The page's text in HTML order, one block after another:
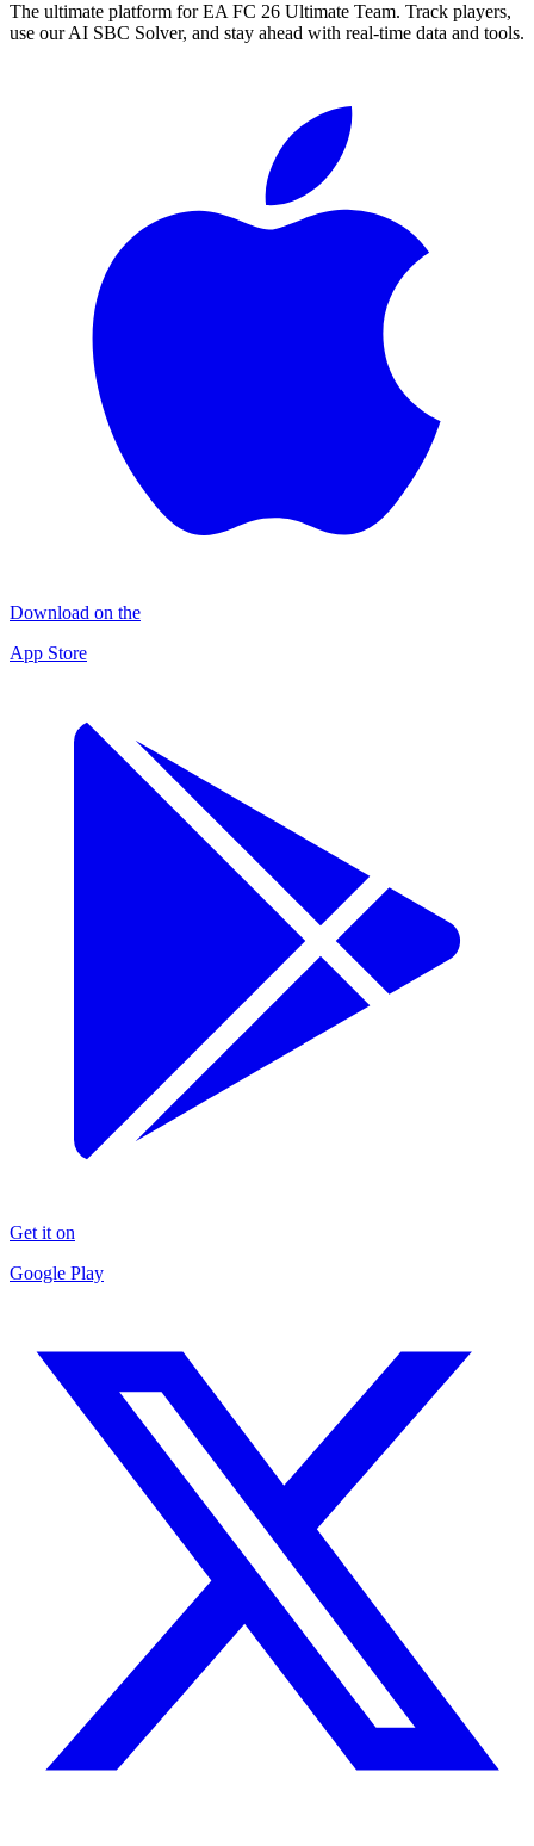
The ultimate platform for EA FC 26 Ultimate Team. Track players,
use our AI SBC Solver, and stay ahead with real-time data and tools.
Download on the
App Store
Get it on
Google Play